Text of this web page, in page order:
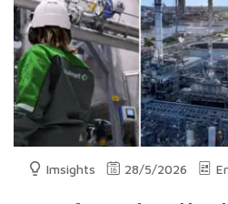
Imsights 28/5/2026